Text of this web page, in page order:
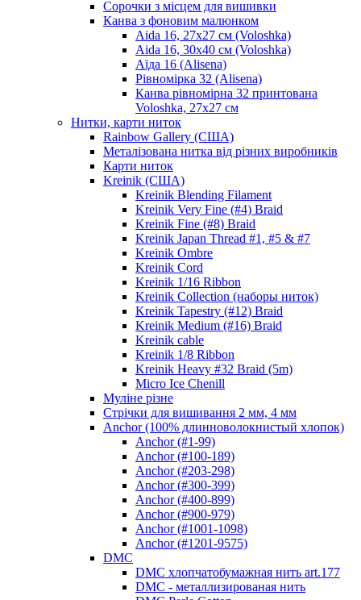
Сорочки з місцем для вишивки
Канва з фоновим малюнком
Aida 16, 27х27 см (Voloshka)
Aida 16, 30х40 см (Voloshka)
Аїда 16 (Alisena)
Рівномірка 32 (Alisena)
Канва рівномірна 32 принтована
Voloshka, 27х27 см
Нитки, карти ниток
Rainbow Gallery (США)
Металізована нитка від різних виробників
Карти ниток
Kreinik (США)
Kreinik Blending Filament
Kreinik Very Fine (#4) Braid
Kreinik Fine (#8) Braid
Kreinik Japan Thread #1, #5 & #7
Kreinik Ombre
Kreinik Cord
Kreinik 1/16 Ribbon
Kreinik Collection (наборы ниток)
Kreinik Tapestry (#12) Braid
Kreinik Medium (#16) Braid
Kreinik cable
Kreinik 1/8 Ribbon
Kreinik Heavy #32 Braid (5m)
Micro Ice Chenill
Муліне різне
Стрічки для вишивання 2 мм, 4 мм
Anchor (100% длинноволокнистый хлопок)
Anchor (#1-99)
Anchor (#100-189)
Anchor (#203-298)
Anchor (#300-399)
Anchor (#400-899)
Anchor (#900-979)
Anchor (#1001-1098)
Anchor (#1201-9575)
DMC
DMC хлопчатобумажная нить art.177
DMC - металлизированая нить